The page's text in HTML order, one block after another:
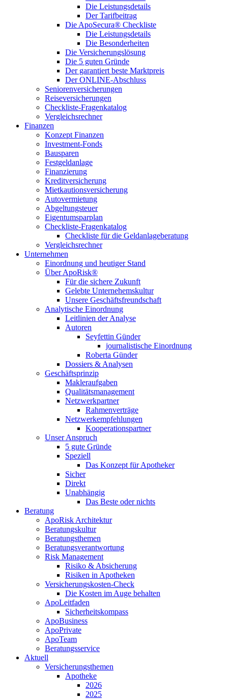
Die Leistungsdetails
Der Tarifbeitrag
Die ApoSecura® Checkliste
Die Leistungsdetails
Die Besonderheiten
Die Versicherungslösung
Die 5 guten Gründe
Der garantiert beste Marktpreis
Der ONLINE-Abschluss
Seniorenversicherungen
Reiseversicherungen
Checkliste-Fragenkatalog
Vergleichsrechner
Finanzen
Konzept Finanzen
Investment-Fonds
Bausparen
Festgeldanlage
Finanzierung
Kreditversicherung
Mietkautionsversicherung
Autovermietung
Abgeltungsteuer
Eigentumsparplan
Checkliste-Fragenkatalog
Checkliste für die Geldanlageberatung
Vergleichsrechner
Unternehmen
Einordnung und heutiger Stand
Über ApoRisk®
Für die sichere Zukunft
Gelebte Unternehemskultur
Unsere Geschäftsfreundschaft
Analytische Einordnung
Leitlinien der Analyse
Autoren
Seyfettin Günder
journalistische Einordnung
Roberta Günder
Dossiers & Analysen
Geschäftsprinzip
Makleraufgaben
Qualitätsmanagement
Netzwerkpartner
Rahmenverträge
Netzwerkempfehlungen
Kooperationspartner
Unser Anspruch
5 gute Gründe
Speziell
Das Konzept für Apotheker
Sicher
Direkt
Unabhängig
Das Beste oder nichts
Beratung
ApoRisk Architektur
Beratungskultur
Beratungsthemen
Beratungsverantwortung
Risk Management
Risiko & Absicherung
Risiken in Apotheken
Versicherungskosten-Check
Die Kosten im Auge behalten
ApoLeitfaden
Sicherheitskompass
ApoBusiness
ApoPrivate
ApoTeam
Beratungsservice
Aktuell
Versicherungsthemen
Apotheke
2026
2025